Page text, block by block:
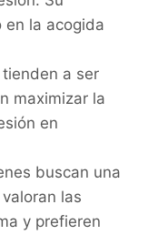
en la acogida
a ser
maximizar la
en
buscan una
las
y prefieren